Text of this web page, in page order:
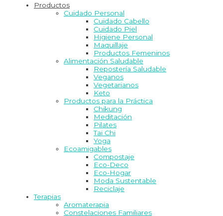
Productos
Cuidado Personal
Cuidado Cabello
Cuidado Piel
Higiene Personal
Maquillaje
Productos Femeninos
Alimentación Saludable
Repostería Saludable
Veganos
Vegetarianos
Keto
Productos para la Práctica
Chikung
Meditación
Pilates
Tai Chi
Yoga
Ecoamigables
Compostaje
Eco-Deco
Eco-Hogar
Moda Sustentable
Reciclaje
Terapias
Aromaterapia
Constelaciones Familiares